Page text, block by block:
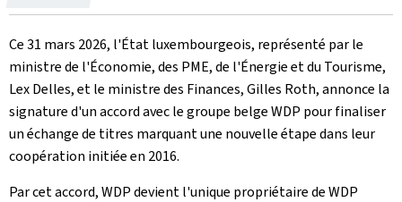
le
Ce 31 mars 2026, l'État luxembourgeois, représenté par le
ministre de l'Économie, des PME, de l'Énergie et du Tourisme,
Lex Delles, et le ministre des Finances, Gilles Roth, annonce la
signature d'un accord avec le groupe belge WDP pour finaliser
un échange de titres marquant une nouvelle étape dans leur
coopération initiée en 2016.
Par cet accord, WDP devient l'unique propriétaire de WDP